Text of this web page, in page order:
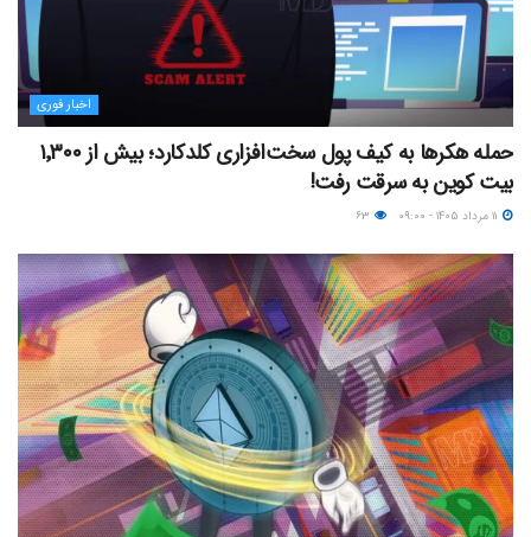
اخبار فوری
حمله هکرها به کیف پول سخت‌افزاری کلدکارد؛ بیش از ۱٬۳۰۰
بیت کوین به سرقت رفت!